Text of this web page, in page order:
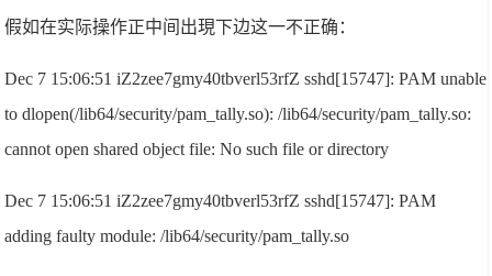
假如在实际操作正中间出現下边这一不正确：
Dec 7 15:06:51 iZ2zee7gmy40tbverl53rfZ sshd[15747]: PAM unable
to dlopen(/lib64/security/pam_tally.so): /lib64/security/pam_tally.so:
cannot open shared object file: No such file or directory
Dec 7 15:06:51 iZ2zee7gmy40tbverl53rfZ sshd[15747]: PAM
adding faulty module: /lib64/security/pam_tally.so